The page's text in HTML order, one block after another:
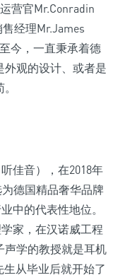
营官Mr.Conradin
经理Mr.James
今，一直秉承着德
外观的设计、或者是
佳音），在2018年
德国精品奢华品牌
中的代表性地位。
家，在汉诺威工程
声学的教授就是耳机
从毕业后就开始了